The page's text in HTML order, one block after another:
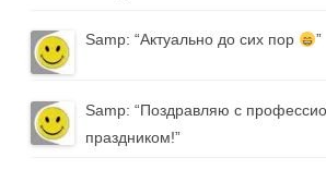
Samp: “Актуально до сих пор ”
Samp: “Поздравляю с
праздником!”